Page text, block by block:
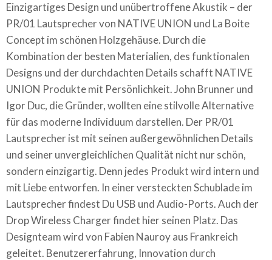
Einzigartiges Design und unübertroffene Akustik – der
PR/01 Lautsprecher von NATIVE UNION und La Boite
Concept im schönen Holzgehäuse. Durch die
Kombination der besten Materialien, des funktionalen
Designs und der durchdachten Details schafft NATIVE
UNION Produkte mit Persönlichkeit. John Brunner und
Igor Duc, die Gründer, wollten eine stilvolle Alternative
für das moderne Individuum darstellen. Der PR/01
Lautsprecher ist mit seinen außergewöhnlichen Details
und seiner unvergleichlichen Qualität nicht nur schön,
sondern einzigartig. Denn jedes Produkt wird intern und
mit Liebe entworfen. In einer versteckten Schublade im
Lautsprecher findest Du USB und Audio-Ports. Auch der
Drop Wireless Charger findet hier seinen Platz. Das
Designteam wird von Fabien Nauroy aus Frankreich
geleitet. Benutzererfahrung, Innovation durch